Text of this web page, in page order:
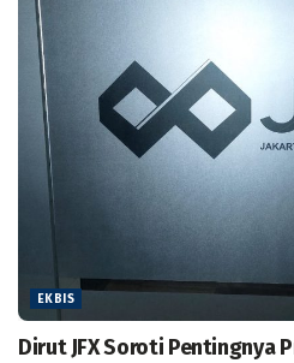
EKBIS
Dirut JFX Soroti Pentingnya